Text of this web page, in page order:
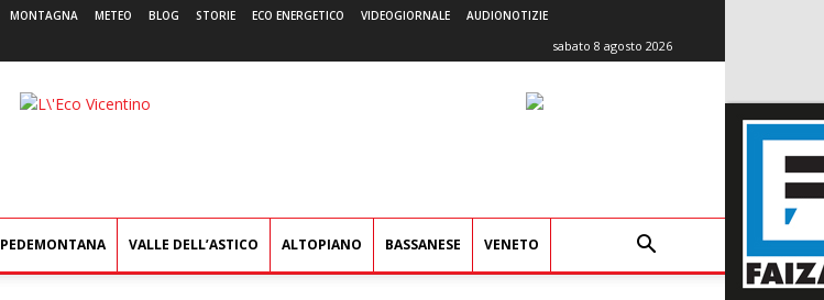
MONTAGNA METEO BLOG STORIE ECO ENERGETICO VIDEOGIORNALE AUDIONOTIZIE
sabato 8 agosto 2026
L'Eco
PEDEMONTANA VALLE DELL’ASTICO ALTOPIANO BASSANESE VENETO